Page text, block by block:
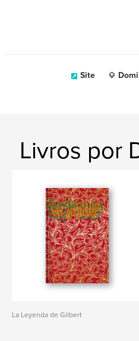
Site
Livros por
La Leyenda de Gilbert